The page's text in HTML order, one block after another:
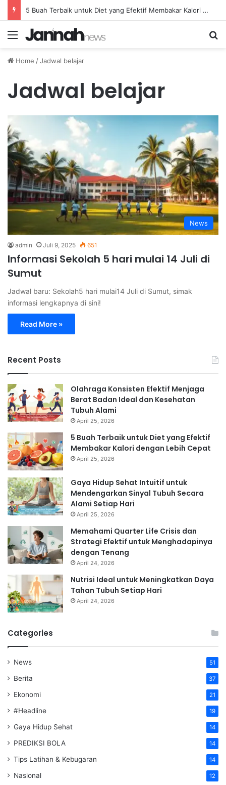
5 Buah Terbaik untuk Diet yang Efektif Membakar Kalori dengan Lebih Cepat
Menu
Home /Jadwal belajar
Jadwal belajar
News
admin Juli 9, 2025 651
Informasi Sekolah 5 hari mulai 14 Juli di
Sumut
Jadwal baru: Sekolah5 hari mulai14 Juli di Sumut, simak
informasi lengkapnya di sini!
Read More »
Recent Posts
Olahraga Konsisten Efektif Menjaga
Berat Badan Ideal dan Kesehatan
Tubuh Alami
April 25, 2026
5 Buah Terbaik untuk Diet yang Efektif
Membakar Kalori dengan Lebih Cepat
April 25, 2026
Gaya Hidup Sehat Intuitif untuk
Mendengarkan Sinyal Tubuh Secara
Alami Setiap Hari
April 25, 2026
Memahami Quarter Life Crisis dan
Strategi Efektif untuk Menghadapinya
dengan Tenang
April 24, 2026
Nutrisi Ideal untuk Meningkatkan Daya
Tahan Tubuh Setiap Hari
April 24, 2026
Categories
News 51
Berita 37
Ekonomi 21
#Headline 19
Gaya Hidup Sehat 14
PREDIKSI BOLA 14
Tips Latihan & Kebugaran 14
Nasional 12